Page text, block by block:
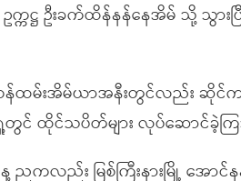
ဥက္ကဋ္ဌ ဦးခက်ထိန်နန်နေအိမ် သို့ သွာ
ထမ်းအိမ်ယာအနီးတွင်လည်း ဆိုင်ကယ်ပ
င် ထိုင်သပိတ်များ လုပ်ဆောင်ခဲ့က
ညကလည်း မြစ်ကြီးနားမြို့ အော